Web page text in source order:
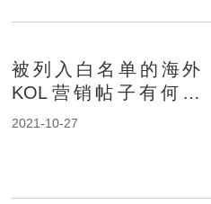
被列入白名单的海外
KOL营销帖子有何不
同？
2021-10-27